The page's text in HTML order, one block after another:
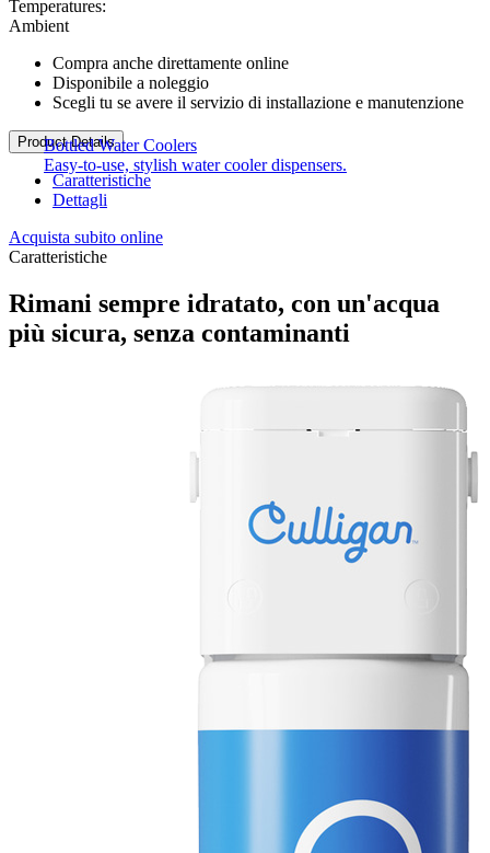
Bottled Water Coolers
Easy-to-use, stylish water cooler dispensers.
Temperatures:
Ambient
Compra anche direttamente online
Disponibile a noleggio
Scegli tu se avere il servizio di installazione e manutenzione
Product Details
Caratteristiche
Dettagli
Acquista subito online
Caratteristiche
Rimani sempre idratato, con un'acqua
più sicura, senza contaminanti